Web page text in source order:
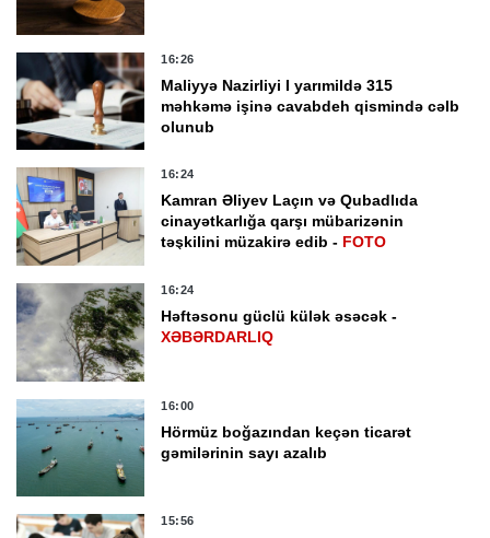
16:26
Maliyyə Nazirliyi I yarımildə 315
məhkəmə işinə cavabdeh qismində cəlb
olunub
16:24
Kamran Əliyev Laçın və Qubadlıda
cinayətkarlığa qarşı mübarizənin
təşkilini müzakirə edib - FOTO
16:24
Həftəsonu güclü külək əsəcək -
XƏBƏRDARLIQ
16:00
Hörmüz boğazından keçən ticarət
gəmilərinin sayı azalıb
15:56